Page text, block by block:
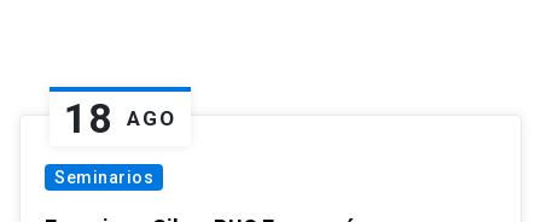
18 AGO
Seminarios